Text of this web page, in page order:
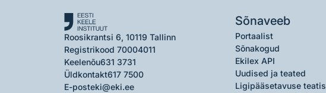
Roosikrantsi 6, 10119 Tallinn
Registrikood 70004011
Keelenõu631 3731
Üldkontakt617 7500
E-posteki@eki.ee
Sõnaveeb
Portaalist
Sõnakogud
Ekilex API
Uudised ja teated
Ligipääsetavuse teatis